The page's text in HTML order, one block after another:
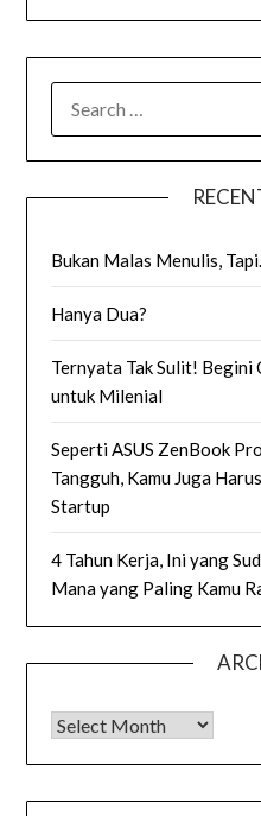
FOR:
Bukan Malas Menulis,
Hanya Dua?
Ternyata Tak Sulit! Begini
untuk Milenial
Seperti ASUS ZenBook
Tangguh, Kamu Juga
Startup
4 Tahun Kerja, Ini yang
Mana yang Paling Kamu
Archives